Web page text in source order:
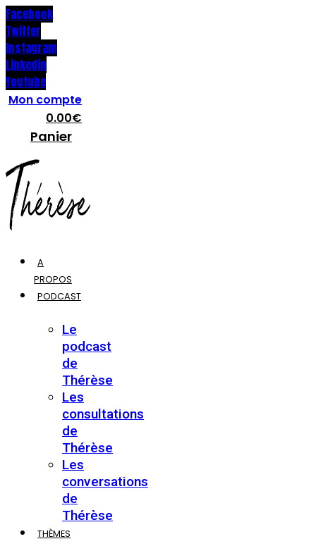
Facebook
Twitter
Instagram
Linkedin
Youtube
Mon compte
0.00€
Panier
A
PROPOS
PODCAST
Le
podcast
de
Thérèse
Les
consultations
de
Thérèse
Les
conversations
de
Thérèse
THÈMES